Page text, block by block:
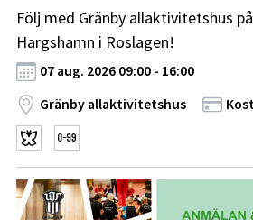
Följ med Gränby allaktivitetshus
Hargshamn i Roslagen!
07 aug. 2026 09:00 - 16:00
Gränby allaktivitetshus